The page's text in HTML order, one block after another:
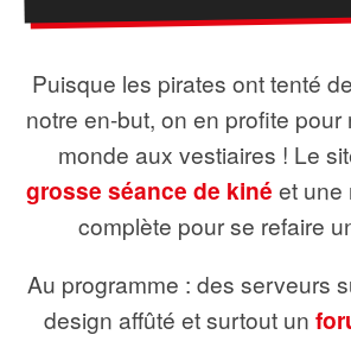
Puisque les pirates ont tenté
notre en-but, on en profite pour
monde aux vestiaires ! Le
grosse séance de kiné et une
complète pour se refaire
Au programme : des serveurs
design affûté et surtout un